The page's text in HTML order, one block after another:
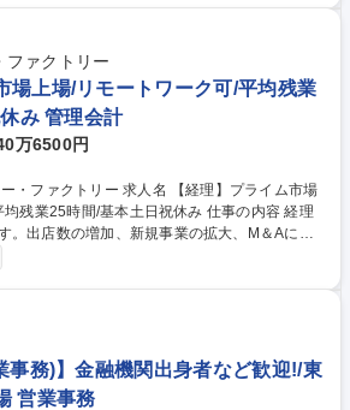
支援 ■経営企画機能の高度化 ■特命事項への対
ファクトリー
場上場/リモートワーク可/平均残業
み 管理会計
万6500円
求人名 【経理】プライム市場
時間/基本土日祝休み 仕事の内容 経理
。出店数の増加、新規事業の拡大、M＆Aによ
監査対応や連結決算等の業務拡大に伴う増員募
の管理 ■監査対応■決算業務（月次/四半期/年
告書等） (変更の範囲)会社の定め
事務)】金融機関出身者など歓迎!/東
営業事務